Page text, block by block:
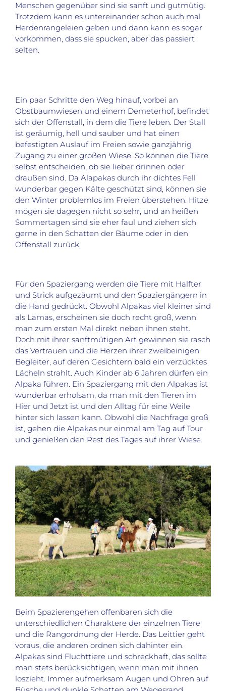
Menschen gegenüber sind sie sanft und gutmütig.
Trotzdem kann es untereinander schon auch mal
Herdenrangeleien geben und dann kann es sogar
vorkommen, dass sie spucken, aber das passiert
selten.
Ein paar Schritte den Weg hinauf, vorbei an
Obstbaumwiesen und einem Demeterhof, befindet
sich der Offenstall, in dem die Tiere leben. Der Stall
ist geräumig, hell und sauber und hat einen
befestigten Auslauf im Freien sowie ganzjährig
Zugang zu einer großen Wiese. So können die Tiere
selbst entscheiden, ob sie lieber drinnen oder
draußen sind. Da Alapakas durch ihr dichtes Fell
wunderbar gegen Kälte geschützt sind, können sie
den Winter problemlos im Freien überstehen. Hitze
mögen sie dagegen nicht so sehr, und an heißen
Sommertagen sind sie eher faul und ziehen sich
gerne in den Schatten der Bäume oder in den
Offenstall zurück.
Für den Spaziergang werden die Tiere mit Halfter
und Strick aufgezäumt und den Spaziergängern in
die Hand gedrückt. Obwohl Alpakas viel kleiner sind
als Lamas, erscheinen sie doch recht groß, wenn
man zum ersten Mal direkt neben ihnen steht.
Doch mit ihrer sanftmütigen Art gewinnen sie rasch
das Vertrauen und die Herzen ihrer zweibeinigen
Begleiter, auf deren Gesichtern bald ein verzücktes
Lächeln strahlt. Auch Kinder ab 6 Jahren dürfen ein
Alpaka führen. Ein Spaziergang mit den Alpakas ist
wunderbar erholsam, da man mit den Tieren im
Hier und Jetzt ist und den Alltag für eine Weile
hinter sich lassen kann. Obwohl die Nachfrage groß
ist, gehen die Alpakas nur einmal am Tag auf Tour
und genießen den Rest des Tages auf ihrer Wiese.
Beim Spazierengehen offenbaren sich die
unterschiedlichen Charaktere der einzelnen Tiere
und die Rangordnung der Herde. Das Leittier geht
voraus, die anderen ordnen sich dahinter ein.
Alpakas sind Fluchttiere und schreckhaft, das sollte
man stets berücksichtigen, wenn man mit ihnen
loszieht. Immer aufmerksam Augen und Ohren auf